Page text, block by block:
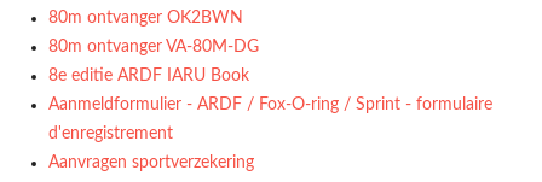
80m ontvanger OK2BWN
80m ontvanger VA-80M-DG
8e editie ARDF IARU Book
Aanmeldformulier - ARDF / Fox-O-ring / Sprint - formulaire
d'enregistrement
Aanvragen sportverzekering